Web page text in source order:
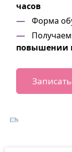
часов
Форма
повышении